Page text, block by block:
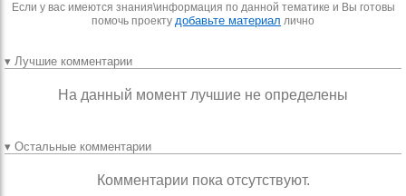
Если у вас имеются знания\информация по данной тематике и Вы готовы
помочь проекту добавьте материал лично
▾ Лучшие комментарии
На данный момент лучшие не определены
▾ Остальные комментарии
Комментарии пока отсутствуют.